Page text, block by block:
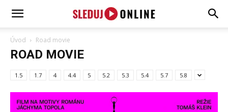
SledujOnline.sk
Úvod Road movie
ROAD MOVIE
1.5 1.7 4 4.4 5 5.2 5.3 5.4 5.7 5.8